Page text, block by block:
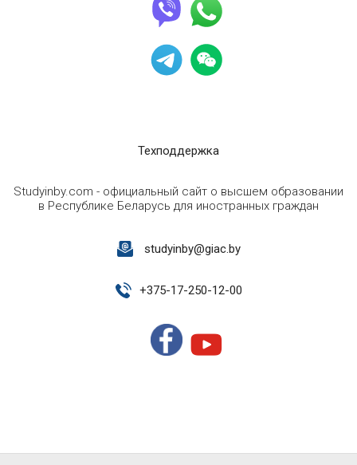
Техподдержка
Studyinby.com - официальный сайт о высшем образовании
в Республике Беларусь для иностранных граждан
studyinby@giac.by
+375-17-250-12-00